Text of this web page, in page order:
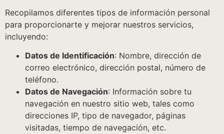
Recopilamos diferentes tipos de información personal
para proporcionarte y mejorar nuestros servicios,
incluyendo:
Datos de Identificación: Nombre, dirección de
correo electrónico, dirección postal, número de
teléfono.
Datos de Navegación: Información sobre tu
navegación en nuestro sitio web, tales como
direcciones IP, tipo de navegador, páginas
visitadas, tiempo de navegación, etc.